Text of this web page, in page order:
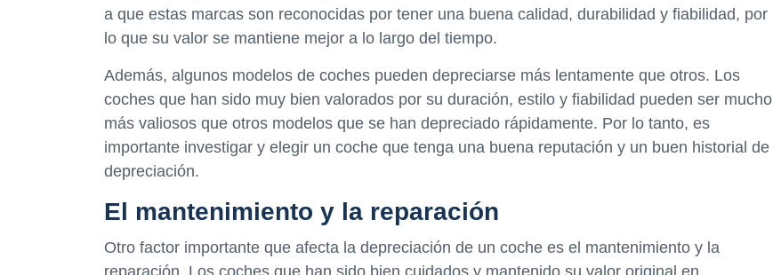
a que estas marcas son reconocidas por tener una buena calidad, durabilidad y fiabilidad, por
lo que su valor se mantiene mejor a lo largo del tiempo.
Además, algunos modelos de coches pueden depreciarse más lentamente que otros. Los
coches que han sido muy bien valorados por su duración, estilo y fiabilidad pueden ser mucho
más valiosos que otros modelos que se han depreciado rápidamente. Por lo tanto, es
importante investigar y elegir un coche que tenga una buena reputación y un buen historial de
depreciación.
El mantenimiento y la reparación
Otro factor importante que afecta la depreciación de un coche es el mantenimiento y la